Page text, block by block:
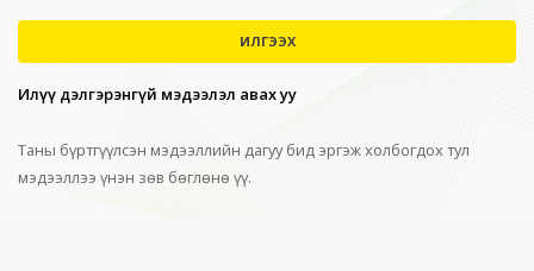
ИЛГЭЭХ
Илүү дэлгэрэнгүй мэдээлэл авах уу
Таны бүртгүүлсэн мэдээллийн дагуу бид эргэж холбогдох тул
мэдээллээ үнэн зөв бөглөнө үү.